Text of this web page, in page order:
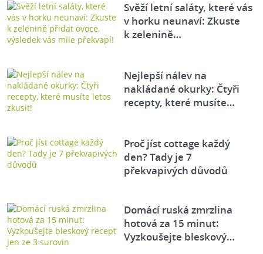
Svěží letní saláty, které vás
v horku neunaví: Zkuste
k zelenině…
Nejlepší nálev na
nakládané okurky: Čtyři
recepty, které musíte…
Proč jíst cottage každý
den? Tady je 7
překvapivých důvodů
Domácí ruská zmrzlina
hotová za 15 minut:
Vyzkoušejte bleskový…